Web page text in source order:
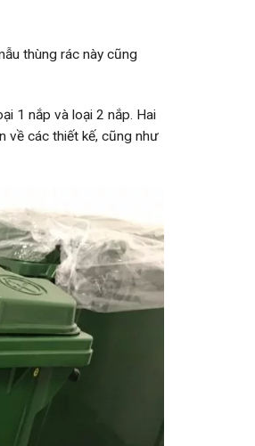
thùng rác này cũng
1 nắp và loại 2 nắp. Hai
về các thiết kế, cũng như